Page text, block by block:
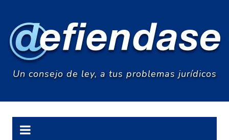
contenido
Un consejo de ley, a tus problemas jurídicos